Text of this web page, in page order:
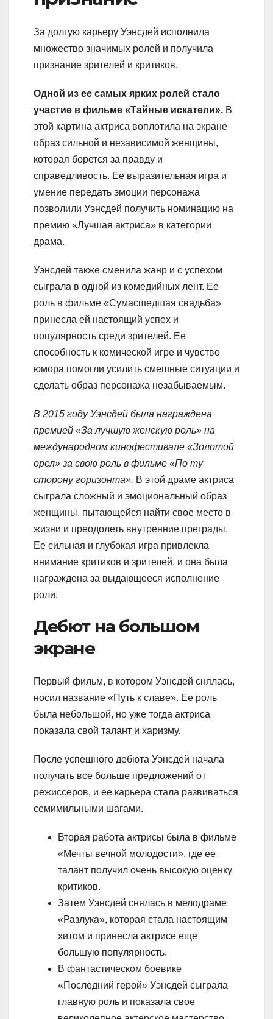
За долгую карьеру Уэнсдей исполнила
множество значимых ролей и получила
признание зрителей и критиков.
Одной из ее самых ярких ролей стало
участие в фильме «Тайные искатели». В
этой картина актриса воплотила на экране
образ сильной и независимой женщины,
которая борется за правду и
справедливость. Ее выразительная игра и
умение передать эмоции персонажа
позволили Уэнсдей получить номинацию на
премию «Лучшая актриса» в категории
драма.
Уэнсдей также сменила жанр и с успехом
сыграла в одной из комедийных лент. Ее
роль в фильме «Сумасшедшая свадьба»
принесла ей настоящий успех и
популярность среди зрителей. Ее
способность к комической игре и чувство
юмора помогли усилить смешные ситуации и
сделать образ персонажа незабываемым.
В 2015 году Уэнсдей была награждена
премией «За лучшую женскую роль» на
международном кинофестивале «Золотой
орел» за свою роль в фильме «По ту
сторону горизонта». В этой драме актриса
сыграла сложный и эмоциональный образ
женщины, пытающейся найти свое место в
жизни и преодолеть внутренние преграды.
Ее сильная и глубокая игра привлекла
внимание критиков и зрителей, и она была
награждена за выдающееся исполнение
роли.
Дебют на большом
экране
Первый фильм, в котором Уэнсдей снялась,
носил название «Путь к славе». Ее роль
была небольшой, но уже тогда актриса
показала свой талант и харизму.
После успешного дебюта Уэнсдей начала
получать все больше предложений от
режиссеров, и ее карьера стала развиваться
семимильными шагами.
Вторая работа актрисы была в фильме
«Мечты вечной молодости», где ее
талант получил очень высокую оценку
критиков.
Затем Уэнсдей снялась в мелодраме
«Разлука», которая стала настоящим
хитом и принесла актрисе еще
большую популярность.
В фантастическом боевике
«Последний герой» Уэнсдей сыграла
главную роль и показала свое